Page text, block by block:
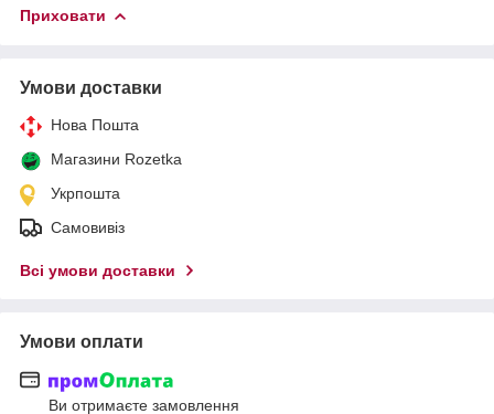
Приховати
Умови доставки
Нова Пошта
Магазини Rozetka
Укрпошта
Самовивіз
Всі умови доставки
Умови оплати
Ви отримаєте замовлення